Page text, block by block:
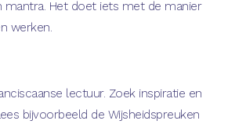
mantra. Het doet iets met de manier
werken.
lectuur. Zoek inspiratie en
bijvoorbeeld de Wijsheidspreuken